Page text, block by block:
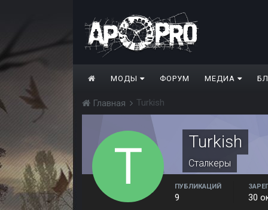
МОДЫ ФОРУМ МЕДИА
Главная Turkish
Turkish
Сталкеры
ПУБЛИКАЦИЙ
9 30